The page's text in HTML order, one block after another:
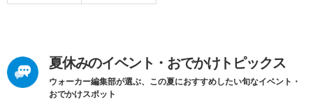
夏休みのイベント・おでかけトピックス
ウォーカー編集部が選ぶ、この夏におすすめしたい旬なイベント・
おでかけスポット